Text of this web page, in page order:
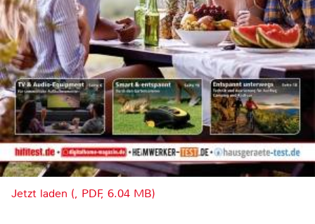
Jetzt laden (, PDF, 6.04 MB)